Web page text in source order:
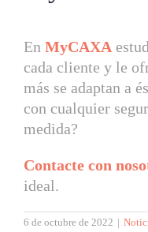
En MyCAXA
cada cliente y le
más se adaptan a
con cualquier
medida?
Contacte con
ideal.
6 de octubre de 2022 |